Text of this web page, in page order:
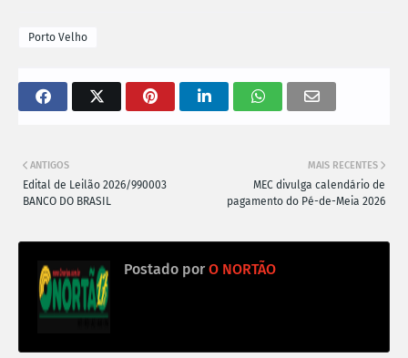
Porto Velho
MAIS RECENTES
MEC divulga calendário de
pagamento do Pé-de-Meia 2026
ANTIGOS
Edital de Leilão 2026/990003
BANCO DO BRASIL
Postado por O NORTÃO